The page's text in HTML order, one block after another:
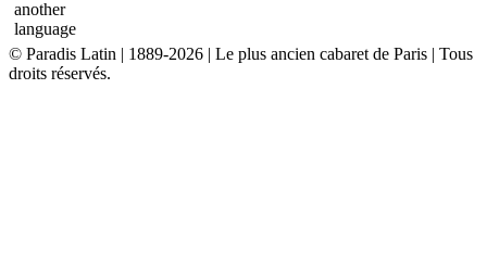
© Paradis Latin | 1889-2026 | Le plus ancien cabaret de Paris | Tous
droits réservés.